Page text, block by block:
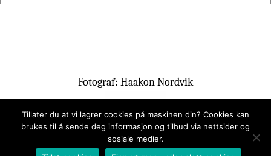
Fotograf: Haakon Nordvik
Tillater du at vi lagrer cookies på maskinen din? Cookies kan
brukes til å sende deg informasjon og tilbud via nettsider og
sosiale medier.